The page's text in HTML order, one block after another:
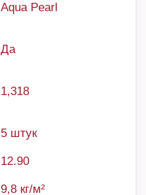
Aqua Pearl
Да
1,318
5 штук
12.90
9,8 кг/м²